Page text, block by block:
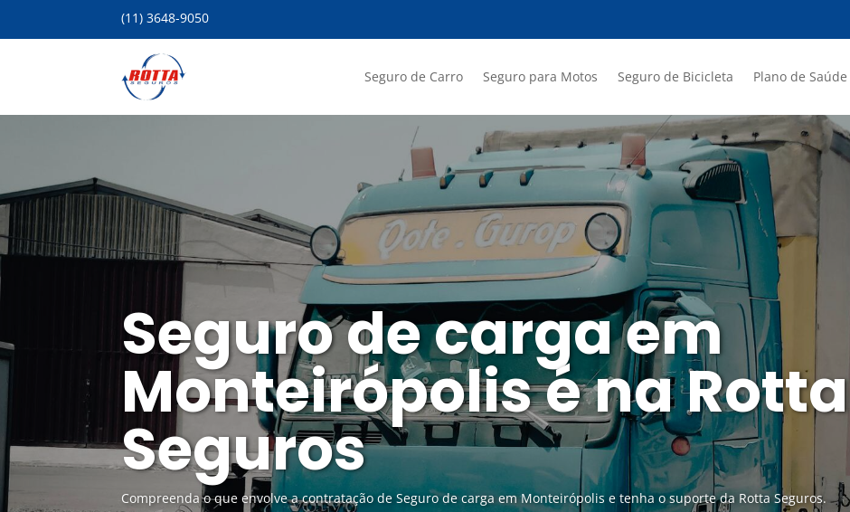
(11) 3648-9050
Seguro de Carro Seguro para Motos Seguro de Bicicleta Plano de Saúde
Seguro de carga em
Monteirópolis é na Rotta
Seguros
Compreenda o que envolve a contratação de Seguro de carga em Monteirópolis e tenha o suporte da Rotta Seguros.